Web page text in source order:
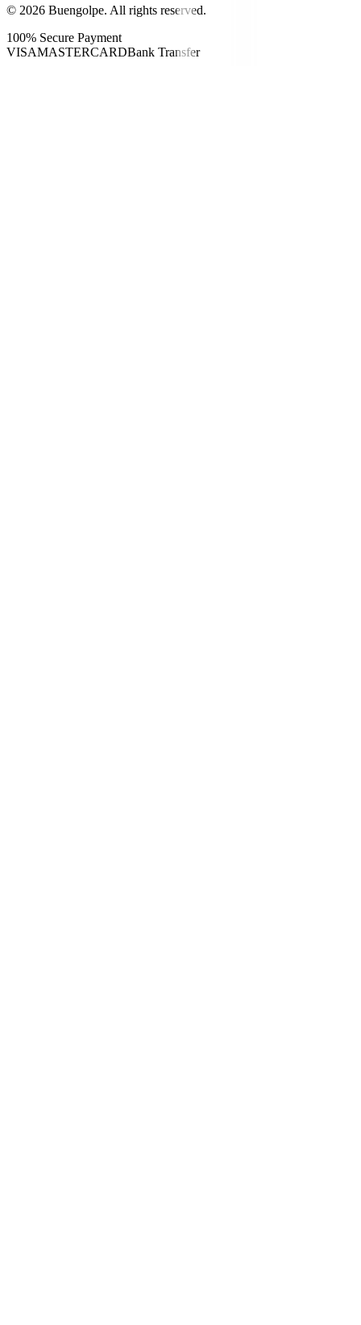
© 2026 Buengolpe. All rights reserved.
100% Secure Payment
VISAMASTERCARDBank Transfer